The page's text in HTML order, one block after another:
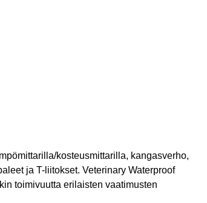
kosteusmittarilla, kangasverho,
ja T-liitokset. Veterinary Waterproof
toimivuutta erilaisten vaatimusten